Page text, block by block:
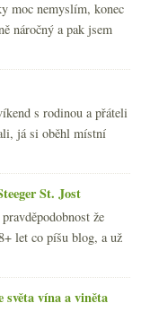
moc nemyslím, konec
náročný a pak jsem
s rodinou a přáteli
já si oběhl místní
St. Jost
že
let co píšu blog, a už
světa vína a viněta